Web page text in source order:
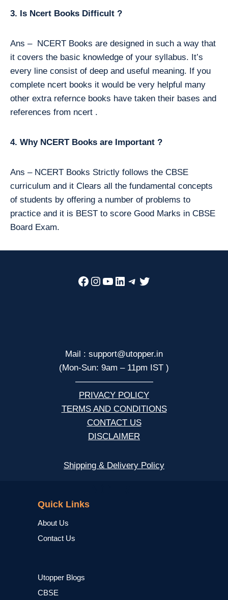
3. Is Ncert Books Difficult ?
Ans – NCERT Books are designed in such a way that
it covers the basic knowledge of your syllabus. It’s
every line consist of deep and useful meaning. If you
complete ncert books it would be very helpful many
other extra refernce books have taken their bases and
references from ncert .
4. Why NCERT Books are Important ?
Ans – NCERT Books Strictly follows the CBSE
curriculum and it Clears all the fundamental concepts
of students by offering a number of problems to
practice and it is BEST to score Good Marks in CBSE
Board Exam.
Facebook
Instagram
YouTube
LinkedIn
Telegram
Twitter
Mail : support@utopper.in
(Mon-Sun: 9am – 11pm IST )
—————————
PRIVACY POLICY
TERMS AND CONDITIONS
CONTACT US
DISCLAIMER
Shipping & Delivery Policy
Quick Links
About Us
Contact Us
Utopper Blogs
CBSE